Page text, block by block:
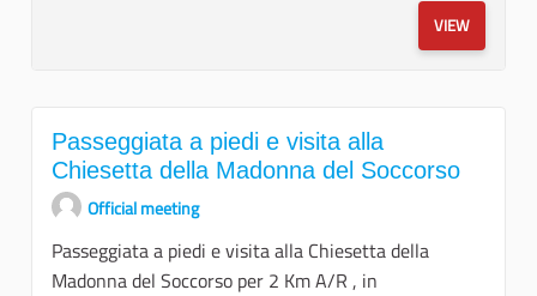
VIEW
Passeggiata a piedi e visita alla
Chiesetta della Madonna del Soccorso
Official meeting
Passeggiata a piedi e visita alla Chiesetta della
Madonna del Soccorso per 2 Km A/R , in